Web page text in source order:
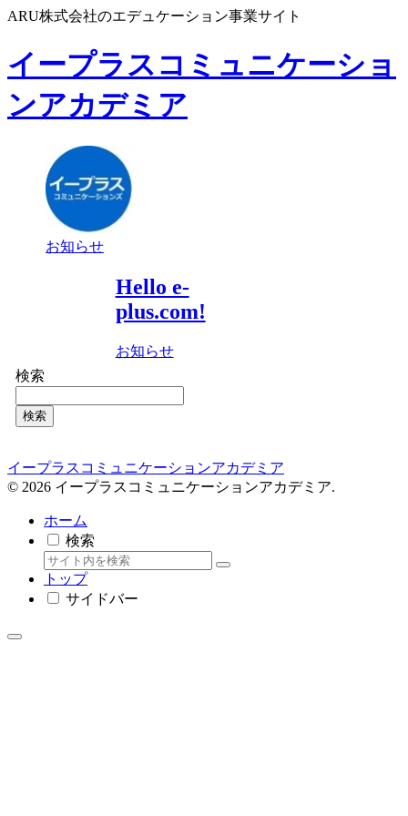
ARU株式会社のエデュケーション事業サイト
イープラスコミュニケーショ
ンアカデミア
お知らせ
Hello e-
plus.com!
お知らせ
検索
検索
イープラスコミュニケーションアカデミア
© 2026 イープラスコミュニケーションアカデミア.
ホーム
検索
トップ
サイドバー